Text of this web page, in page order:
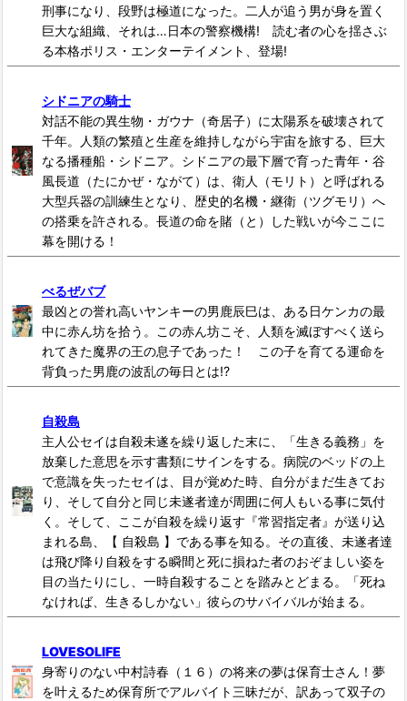
刑事になり、段野は極道になった。二人が追う男が身を置く
巨大な組織、それは…日本の警察機構! 読む者の心を揺さぶ
る本格ポリス・エンターテイメント、登場!
シドニアの騎士
対話不能の異生物・ガウナ（奇居子）に太陽系を破壊されて
千年。人類の繁殖と生産を維持しながら宇宙を旅する、巨大
なる播種船・シドニア。シドニアの最下層で育った青年・谷
風長道（たにかぜ・ながて）は、衛人（モリト）と呼ばれる
大型兵器の訓練生となり、歴史的名機・継衛（ツグモリ）へ
の搭乗を許される。長道の命を賭（と）した戦いが今ここに
幕を開ける！
べるぜバブ
最凶との誉れ高いヤンキーの男鹿辰巳は、ある日ケンカの最
中に赤ん坊を拾う。この赤ん坊こそ、人類を滅ぼすべく送ら
れてきた魔界の王の息子であった！ この子を育てる運命を
背負った男鹿の波乱の毎日とは!?
自殺島
主人公セイは自殺未遂を繰り返した末に、「生きる義務」を
放棄した意思を示す書類にサインをする。病院のベッドの上
で意識を失ったセイは、目が覚めた時、自分がまだ生きてお
り、そして自分と同じ未遂者達が周囲に何人もいる事に気付
く。そして、ここが自殺を繰り返す『常習指定者』が送り込
まれる島、【 自殺島 】である事を知る。その直後、未遂者達
は飛び降り自殺をする瞬間と死に損ねた者のおぞましい姿を
目の当たりにし、一時自殺することを踏みとどまる。「死ね
なければ、生きるしかない」彼らのサバイバルが始まる。
LOVESOLIFE
身寄りのない中村詩春（１６）の将来の夢は保育士さん！夢
を叶えるため保育所でアルバイト三昧だが、訳あって双子の